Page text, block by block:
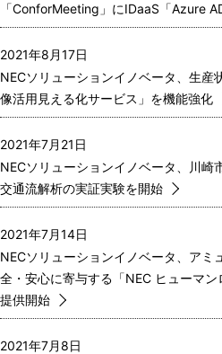
「ConforMeeting」にIDaaS「Azure
2021年8月17日
NECソリューションイノベータ、生産
像活用見える化サービス」を機能強化
2021年7月21日
NECソリューションイノベータ、川崎
交通流解析の実証実験を開始
2021年7月14日
NECソリューションイノベータ、アミ
全・安心に寄与する「NEC ヒューマ
提供開始
2021年7月8日